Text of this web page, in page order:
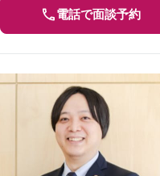
電話で面談予約